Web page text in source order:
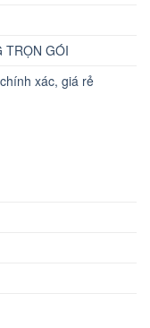
TRỌN GÓI
xác, giá rẻ